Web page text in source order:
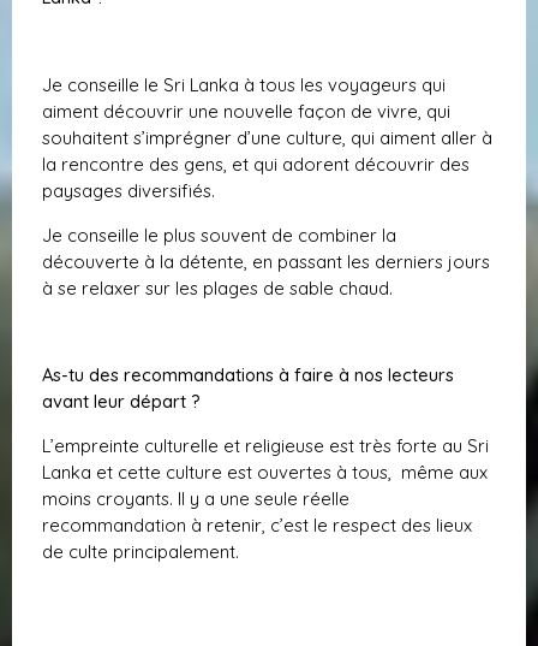
Je conseille le Sri Lanka à tous les voyageurs qui
aiment découvrir une nouvelle façon de vivre, qui
souhaitent s’imprégner d’une culture, qui aiment aller à
la rencontre des gens, et qui adorent découvrir des
paysages diversifiés.
Je conseille le plus souvent de combiner la
découverte à la détente, en passant les derniers jours
à se relaxer sur les plages de sable chaud.
As-tu des recommandations à faire à nos lecteurs
avant leur départ ?
L’empreinte culturelle et religieuse est très forte au Sri
Lanka et cette culture est ouvertes à tous, même aux
moins croyants. Il y a une seule réelle
recommandation à retenir, c’est le respect des lieux
de culte principalement.